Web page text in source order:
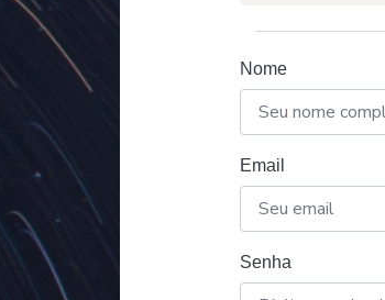
Nome
Email
Senha